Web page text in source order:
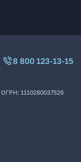
8 800 123-13-15
ОГРН: 1110280037526